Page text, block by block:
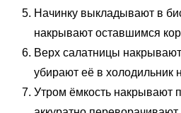
Начинку выкладывают в
накрывают оставшимся
Верх салатницы
убирают её в холодильник
Утром ёмкость накрывают